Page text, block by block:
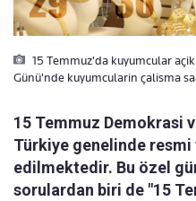
15 Temmuz'da kuyumcular
Günü'nde kuyumcularin çalisma
15 Temmuz Demokrasi
Türkiye genelinde
edilmektedir. Bu özel
sorulardan biri de "15